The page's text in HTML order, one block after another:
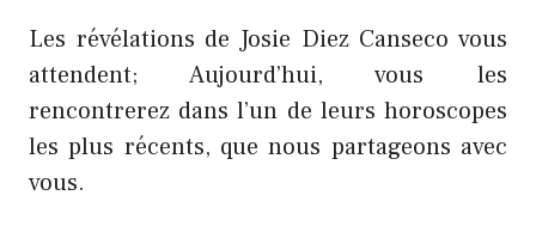
Les révélations de Josie Diez Canseco vous
attendent; Aujourd’hui, vous les
rencontrerez dans l’un de leurs horoscopes
les plus récents, que nous partageons avec
vous.